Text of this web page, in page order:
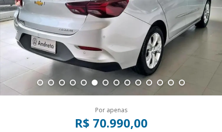
Por apenas
R$ 70.990,00